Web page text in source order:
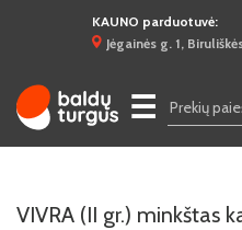
KAUNO parduotuvė:
Jėgainės g. 1,
☰
VIVRA (II gr.) minkštas